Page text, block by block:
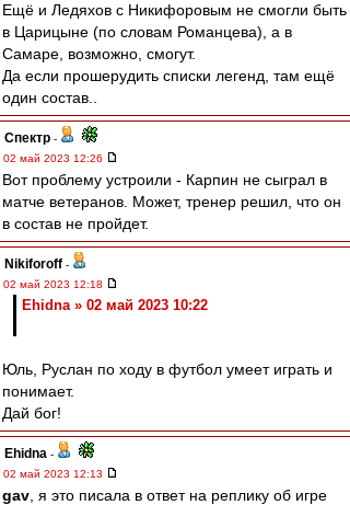
Ещё и Ледяхов с Никифоровым не смогли быть
в Царицыне (по словам Романцева), а в
Самаре, возможно, смогут.
Да если прошерудить списки легенд, там ещё
один состав..
Спектр -
02 май 2023 12:26
Вот проблему устроили - Карпин не сыграл в
матче ветеранов. Может, тренер решил, что он
в состав не пройдет.
Nikiforoff -
02 май 2023 12:18
Ehidna » 02 май 2023 10:22
Юль, Руслан по ходу в футбол умеет играть и
понимает.
Дай бог!
Ehidna -
02 май 2023 12:13
gav , я это писала в ответ на реплику об игре